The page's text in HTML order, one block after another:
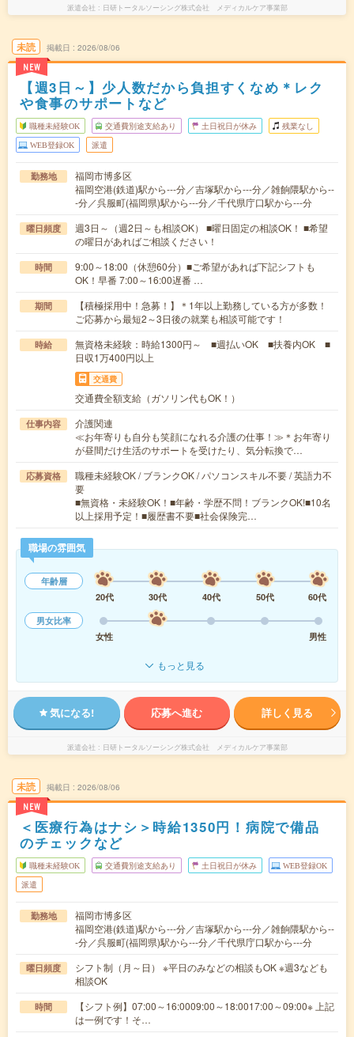
派遣会社 日研トータルソーシング株式会社 メディカルケア事業部
未読
NEW
掲載日 2026/08/06
【週3日～】少人数だから負担すくなめ＊レク
や食事のサポートなど
職種未経験OK 交通費別途支給あり 土日祝日が休み 残業なし
WEB登録OK 派遣
勤務地
福岡市博多区
福岡空港(鉄道)駅から---分／吉塚駅から---分／雑餉隈駅から--
-分／呉服町(福岡県)駅から---分／千代県庁口駅から---分
曜日頻度
週3日～（週2日～も相談OK） ■曜日固定の相談OK！ ■希望
の曜日があればご相談ください！
時間
9:00～18:00（休憩60分）■ご希望があれば下記シフトも
OK！早番 7:00～16:00遅番 …
期間
【積極採用中！急募！】＊1年以上勤務している方が多数！
ご応募から最短2～3日後の就業も相談可能です！
時給
無資格未経験：時給1300円～ ■週払いOK ■扶養内OK ■
日収1万400円以上
交通費
交通費全額支給（ガソリン代もOK！）
仕事内容
介護関連
≪お年寄りも自分も笑顔になれる介護の仕事！≫＊お年寄り
が昼間だけ生活のサポートを受けたり、気分転換で…
応募資格
職種未経験OK / ブランクOK / パソコンスキル不要 / 英語力不
要
■無資格・未経験OK！■年齢・学歴不問！ブランクOK!■10名
以上採用予定！■履歴書不要■社会保険完…
職場の雰囲気
年齢層
20代
30代 40代 50代
60代
男女比率
女性
男性
もっと見る
気になる! 応募へ進む 詳しく見る
派遣会社 日研トータルソーシング株式会社 メディカルケア事業部
未読
NEW
掲載日 2026/08/06
＜医療行為はナシ＞時給1350円！病院で備品
のチェックなど
職種未経験OK 交通費別途支給あり 土日祝日が休み WEB登録OK
派遣
勤務地
福岡市博多区
福岡空港(鉄道)駅から---分／吉塚駅から---分／雑餉隈駅から--
-分／呉服町(福岡県)駅から---分／千代県庁口駅から---分
曜日頻度
シフト制（月～日） ※平日のみなどの相談もOK ※週3なども
相談OK
時間
【シフト例】07:00～16:0009:00～18:0017:00～09:00※ 上記
は一例です！そ…